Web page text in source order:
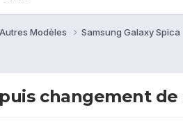
Modèles Samsung Galaxy Spica
changement de